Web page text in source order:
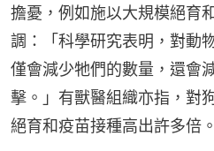
擔憂，例如施以大規模絕育
調：「科學研究表明，對動
僅會減少牠們的數量，還會
擊。」有獸醫組織亦指，對
絕育和疫苗接種高出許多倍。